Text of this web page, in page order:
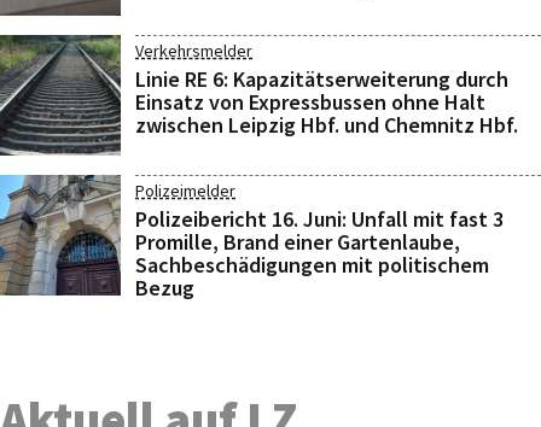
Verkehrsmelder
Linie RE 6: Kapazitätserweiterung durch
Einsatz von Expressbussen ohne Halt
zwischen Leipzig Hbf. und Chemnitz Hbf.
Polizeimelder
Polizeibericht 16. Juni: Unfall mit fast 3
Promille, Brand einer Gartenlaube,
Sachbeschädigungen mit politischem
Bezug